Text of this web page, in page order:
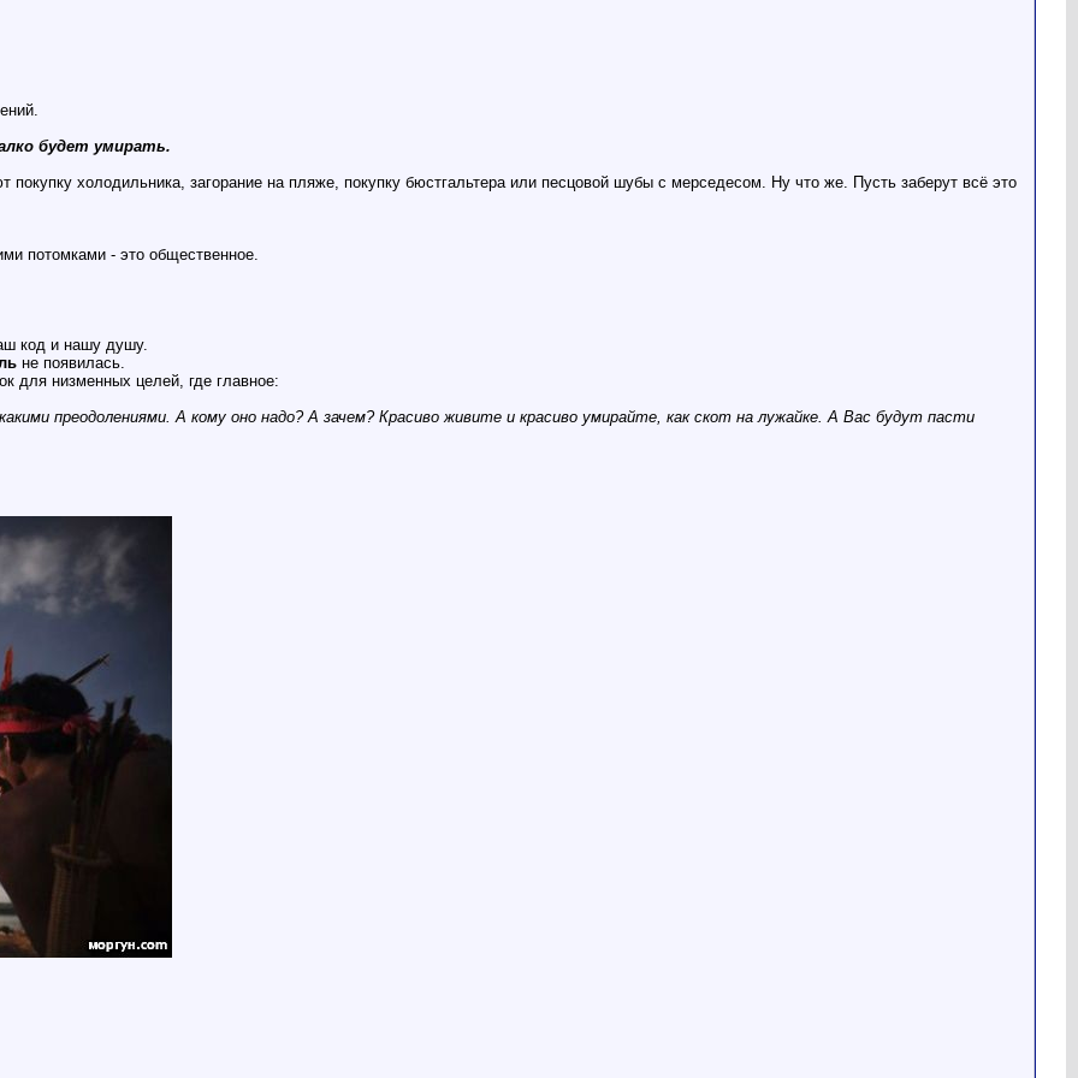
будет умирать.
холодильника, загорание на пляже, покупку бюстгальтера или песцовой шубы с мерседесом. Ну что же. Пусть заберут всё это
потомками - это общественное.
код и нашу душу.
не появилась.
для низменных целей, где главное:
преодолениями. А кому оно надо? А зачем? Красиво живите и красиво умирайте, как скот на лужайке. А Вас будут пасти